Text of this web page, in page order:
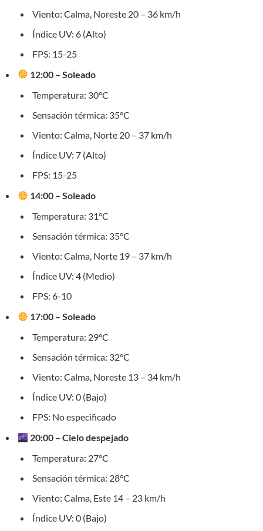
Viento: Calma, Noreste 20 – 36 km/h
Índice UV: 6 (Alto)
FPS: 15-25
12:00 – Soleado
Temperatura: 30°C
Sensación térmica: 35°C
Viento: Calma, Norte 20 – 37 km/h
Índice UV: 7 (Alto)
FPS: 15-25
14:00 – Soleado
Temperatura: 31°C
Sensación térmica: 35°C
Viento: Calma, Norte 19 – 37 km/h
Índice UV: 4 (Medio)
FPS: 6-10
17:00 – Soleado
Temperatura: 29°C
Sensación térmica: 32°C
Viento: Calma, Noreste 13 – 34 km/h
Índice UV: 0 (Bajo)
FPS: No especificado
20:00 – Cielo despejado
Temperatura: 27°C
Sensación térmica: 28°C
Viento: Calma, Este 14 – 23 km/h
Índice UV: 0 (Bajo)